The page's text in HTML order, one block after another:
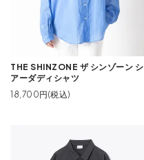
THE SHINZONE ザ シンゾーン シ
アーダディシャツ
18,700円(税込)